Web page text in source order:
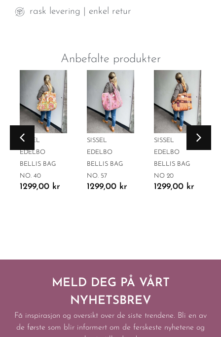
rask levering | enkel retur
Anbefalte produkter
SISSEL
EDELBO
BELLIS BAG
NO. 40
1299,00 kr
SISSEL
EDELBO
BELLIS BAG
NO. 57
1299,00 kr
SISSEL
EDELBO
BELLIS BAG
NO 20
1299,00 kr
MELD DEG PÅ VÅRT
NYHETSBREV
Få inspirasjon og oversikt over de siste trendene. Bli en av
de første som blir informert om de ferskeste nyhetene og